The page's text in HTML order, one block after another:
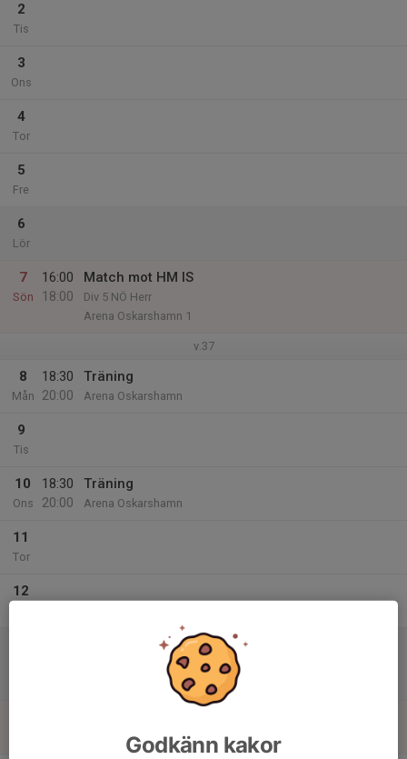
2
Tis
3
Ons
4
Tor
5
Fre
6
Lör
7
Sön
16:00
18:00
Match mot HM IS
Div 5 NÖ Herr
Arena Oskarshamn 1
v.37
8
Mån
18:30
20:00
Träning
Arena Oskarshamn
9
Tis
10
Ons
18:30
20:00
Träning
Arena Oskarshamn
11
Tor
12
Match mot IFK Tuna
Tunhamra 1, Tuna
Godkänn kakor